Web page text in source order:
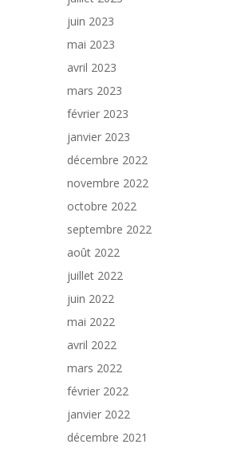
juin 2023
mai 2023
avril 2023
mars 2023
février 2023
janvier 2023
décembre 2022
novembre 2022
octobre 2022
septembre 2022
août 2022
juillet 2022
juin 2022
mai 2022
avril 2022
mars 2022
février 2022
janvier 2022
décembre 2021